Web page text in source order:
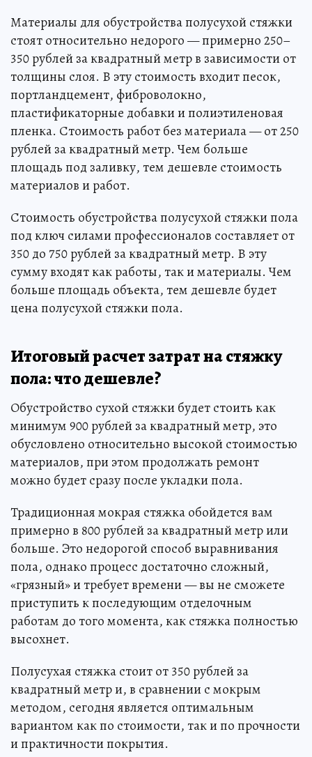
Материалы для обустройства полусухой стяжки
стоят относительно недорого — примерно 250–
350 рублей за квадратный метр в зависимости от
толщины слоя. В эту стоимость входит песок,
портландцемент, фиброволокно,
пластификаторные добавки и полиэтиленовая
пленка. Стоимость работ без материала — от 250
рублей за квадратный метр. Чем больше
площадь под заливку, тем дешевле стоимость
материалов и работ.
Стоимость обустройства полусухой стяжки пола
под ключ силами профессионалов составляет от
350 до 750 рублей за квадратный метр. В эту
сумму входят как работы, так и материалы. Чем
больше площадь объекта, тем дешевле будет
цена полусухой стяжки пола.
Итоговый расчет затрат на стяжку
пола: что дешевле?
Обустройство сухой стяжки будет стоить как
минимум 900 рублей за квадратный метр, это
обусловлено относительно высокой стоимостью
материалов, при этом продолжать ремонт
можно будет сразу после укладки пола.
Традиционная мокрая стяжка обойдется вам
примерно в 800 рублей за квадратный метр или
больше. Это недорогой способ выравнивания
пола, однако процесс достаточно сложный,
«грязный» и требует времени — вы не сможете
приступить к последующим отделочным
работам до того момента, как стяжка полностью
высохнет.
Полусухая стяжка стоит от 350 рублей за
квадратный метр и, в сравнении с мокрым
методом, сегодня является оптимальным
вариантом как по стоимости, так и по прочности
и практичности покрытия.